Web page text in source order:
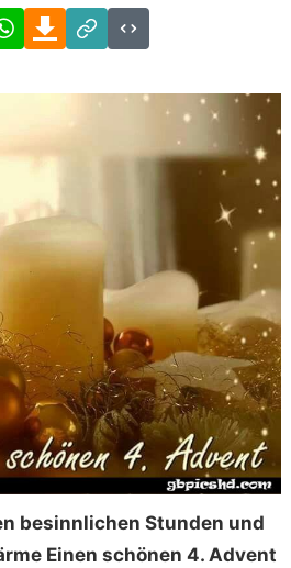
WhatsAppDownload
Link
Code
besinnlichen Stunden und
Einen schönen 4. Advent